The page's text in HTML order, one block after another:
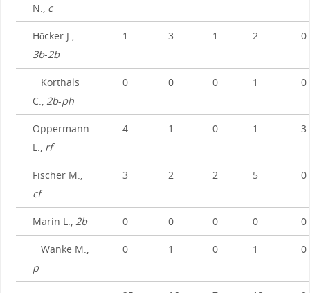
N., c
Höcker J.,
3b-2b
1 3 1 2 0
Korthals
C., 2b-ph
0 0 0 1 0
Oppermann
L., rf
4 1 0 1 3
Fischer M.,
cf
3 2 2 5 0
Marin L., 2b 0 0 0 0 0
Wanke M.,
p
0 1 0 1 0